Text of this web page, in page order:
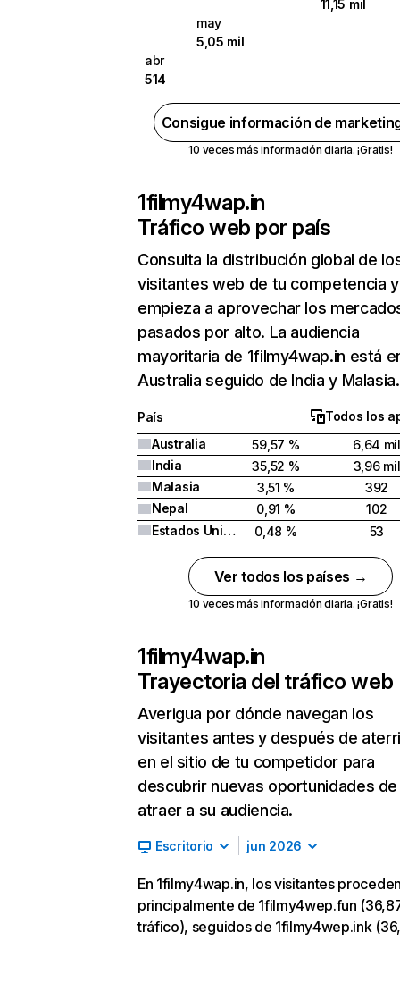
11,15 mil
may
5,05 mil
abr
514
Consigue información de
10 veces más información diaria. ¡Gratis!
1filmy4wap.in
Tráfico web por país
Consulta la distribución global de
visitantes web de tu competencia y
empieza a aprovechar los
pasados por alto. La audiencia
mayoritaria de 1filmy4wap.in está
Australia seguido de India y Malasia.
País
Todos los
Australia
59,57 %
6,64 mil
India
35,52 %
3,96 mil
Malasia
3,51 %
392
Nepal
0,91 %
102
Estados Unidos
0,48 % 53
Ver todos los países →
10 veces más información diaria. ¡Gratis!
1filmy4wap.in
Trayectoria del tráfico web
Averigua por dónde navegan los
visitantes antes y después de
en el sitio de tu competidor para
descubrir nuevas oportunidades de
atraer a su audiencia.
Escritorio jun 2026
En 1filmy4wap.in, los visitantes
principalmente de 1filmy4wep.fun
tráfico), seguidos de 1filmy4wep.ink